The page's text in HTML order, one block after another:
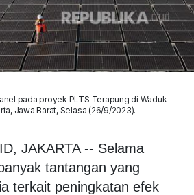
pada proyek PLTS Terapung di Waduk
Jawa Barat, Selasa (26/9/2023).
JAKARTA -- Selama
tantangan yang
terkait peningkatan efek